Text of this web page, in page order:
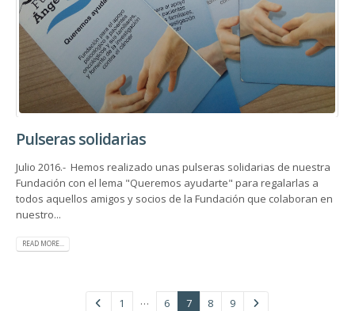
Pulseras solidarias
Julio 2016.- Hemos realizado unas pulseras solidarias de nuestra
Fundación con el lema "Queremos ayudarte" para regalarlas a
todos aquellos amigos y socios de la Fundación que colaboran en
nuestro...
READ MORE...
1 … 6 7 8 9